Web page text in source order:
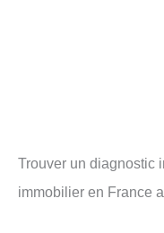
Trouver un diagnostic
immobilier en France